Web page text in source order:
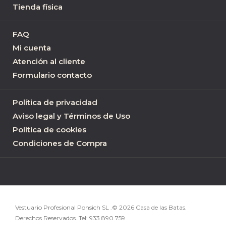
Tienda física
FAQ
Mi cuenta
Atención al cliente
Formulario contacto
Política de privacidad
Aviso legal y Términos de Uso
Política de cookies
Condiciones de Compra
Vestuario Profesional Ponsich SL .© 2026 Casa de las Batas.
Derechos Reservados. Tel: 933 890 759